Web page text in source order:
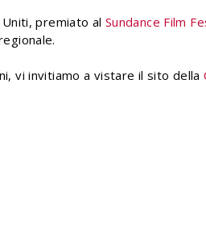
premiato al Sundance Film
vi invitiamo a vistare il sito della